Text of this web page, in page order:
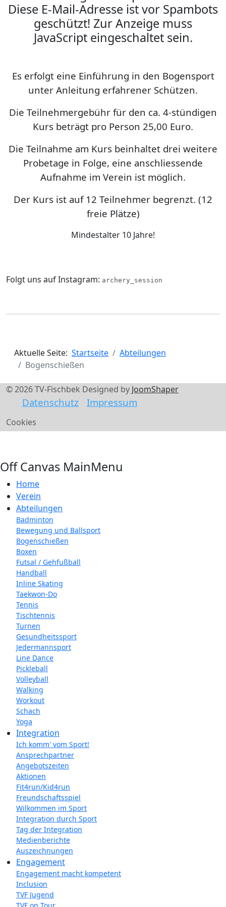
Diese E-Mail-Adresse ist vor Spambots
geschützt! Zur Anzeige muss
JavaScript eingeschaltet sein.
Es erfolgt eine Einführung in den Bogensport
unter Anleitung erfahrener Schützen.
Die Teilnehmergebühr für den ca. 4-stündigen
Kurs beträgt pro Person 25,00 Euro.
Die Teilnahme am Kurs beinhaltet drei weitere
Probetage in Folge, eine anschliessende
Aufnahme im Verein ist möglich.
Der Kurs ist auf 12 Teilnehmer begrenzt. (12
freie Plätze)
Mindestalter 10 Jahre!
Folgt uns auf Instagram: archery_session
Aktuelle Seite: Startseite
Abteilungen
Bogenschießen
© 2026 TV-Fischbek Designed by JoomShaper
Datenschutz Impressum
Cookies
Off Canvas MainMenu
Home
Verein
Abteilungen
Badminton
Bewegung und Ballsport
Bogenschießen
Boxen
Futsal / Gehfußball
Handball
Inline Skating
Taekwon-Do
Tennis
Tischtennis
Turnen
Gesundheitssport
Jedermannsport
Line Dance
Pickleball
Volleyball
Walking
Workout
Schach
Yoga
Integration
Ich komm' vom Sport!
Ansprechpartner
Angebotszeiten
Aktionen
Fit4run/Kid4run
Freundschaftsspiel
Wilkommen im Sport
Integration durch Sport
Tag der Integration
Medienberichte
Auszeichnungen
Engagement
Engagement macht kompetent
Inclusion
TVF Jugend